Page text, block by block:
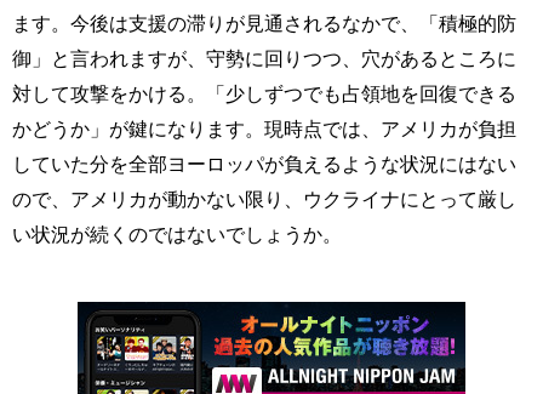
ます。今後は支援の滞りが見通されるなかで、「積極的防
御」と言われますが、守勢に回りつつ、穴があるところに
対して攻撃をかける。「少しずつでも占領地を回復できる
かどうか」が鍵になります。現時点では、アメリカが負担
していた分を全部ヨーロッパが負えるような状況にはない
ので、アメリカが動かない限り、ウクライナにとって厳し
い状況が続くのではないでしょうか。